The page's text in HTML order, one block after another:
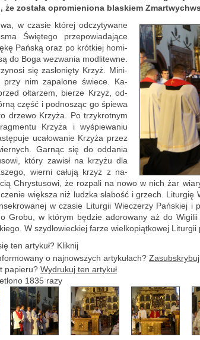
że zo­sta­ła opro­mie­nio­na bla­skiem
w cza­sie któ­rej od­czy­ty­wa­ne
Świę­te­go prze­po­wia­da­ją­ce
Pań­ską oraz po krót­kiej ho­mi­
do Boga we­zwa­nia mo­dli­tew­ne.
się za­sło­nię­ty Krzyż. Mi­ni­
przy nim za­pa­lo­ne świe­ce. Ka­
oł­ta­rzem, bie­rze Krzyż, od­
część i pod­no­sząc go śpie­wa
drze­wo Krzy­ża. Po trzy­krot­nym
Krzy­ża i wy­śpie­wa­niu
uca­ło­wa­nie Krzy­ża przez
Gar­nąc się do od­da­nia
który za­wisł na krzy­żu dla
wier­ni ca­łu­ją krzyż z na­
Chry­stu­so­wi, że roz­pa­li na nowo w nich żar
więk­sza niż ludz­ka sła­bość i grzech.
w cza­sie Li­tur­gii Wie­cze­rzy Pań­skiej i
Grobu, w któ­rym bę­dzie ad­o­ro­wa­ny aż do
W szy­dło­wiec­kiej farze wiel­ko­piąt­ko­wej Li­tur­gii
ten ar­ty­kuł? Klik­nij
o naj­now­szych ar­ty­ku­łach?
pa­pie­ru? Wy­dru­kuj ten ar­ty­kuł
1835 razy